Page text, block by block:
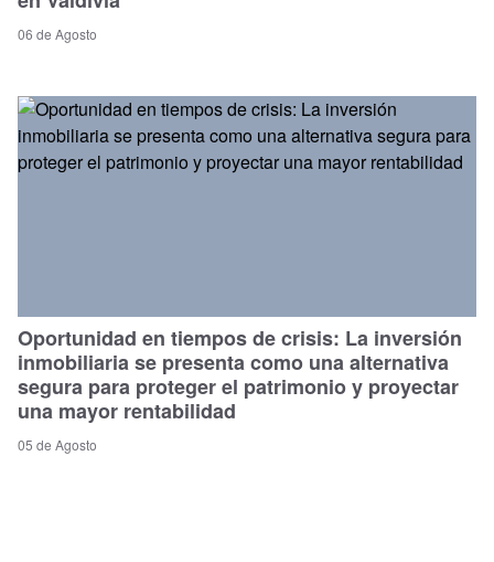
06 de Agosto
Oportunidad en tiempos de crisis: La inversión
inmobiliaria se presenta como una alternativa
segura para proteger el patrimonio y proyectar
una mayor rentabilidad
05 de Agosto